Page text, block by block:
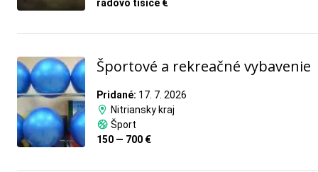
rádovo tisíce €
Športové a rekreačné vybavenie
Pridané: 17. 7. 2026
Nitriansky kraj
Šport
150 — 700 €